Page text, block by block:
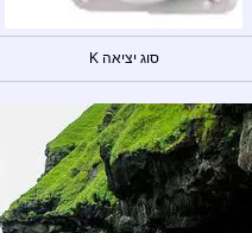
סוג יציאה K